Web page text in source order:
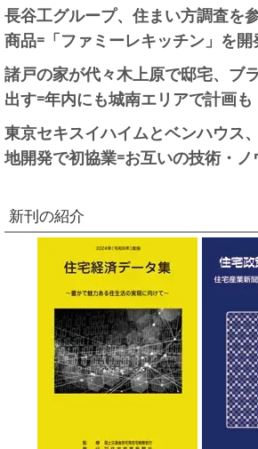
長谷工グループ、住まい方調査を
商品=「ファミーレキッチン」を開
諸戸の家が代々木上原で邸宅、ブ
出す=年内にも城南エリアで計画も
東京セキスイハイムとベンハウス
地開発で初協業=お互いの技術・
新刊の紹介